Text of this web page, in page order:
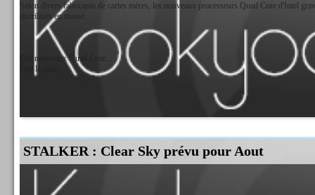
Selon divers fabricants de cartes mères, les nouveaux processeurs Quad Core d'Intel
distribués en masse.
Ces nouveaux Quad Core...
Lire la suite
STALKER : Clear Sky prévu pour Aout